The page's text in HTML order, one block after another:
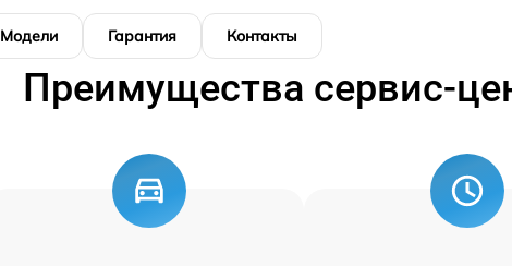
Модели Гарантия Контакты
Преимущества сервис-